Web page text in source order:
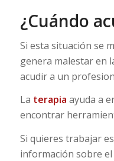
¿Cuándo
Si esta situación se
genera malestar en
acudir a un
La terapia ayuda a
encontrar
Si quieres trabajar
información sobre el